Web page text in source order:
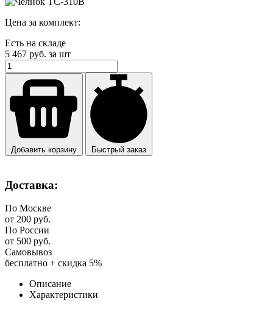
Цена за комплект:
Есть на складе
5 467 руб. за шт
Добавить корзину Быстрый заказ
Доставка:
По Москве
от 200 руб.
По России
от 500 руб.
Самовывоз
бесплатно + скидка 5%
Описание
Характеристики